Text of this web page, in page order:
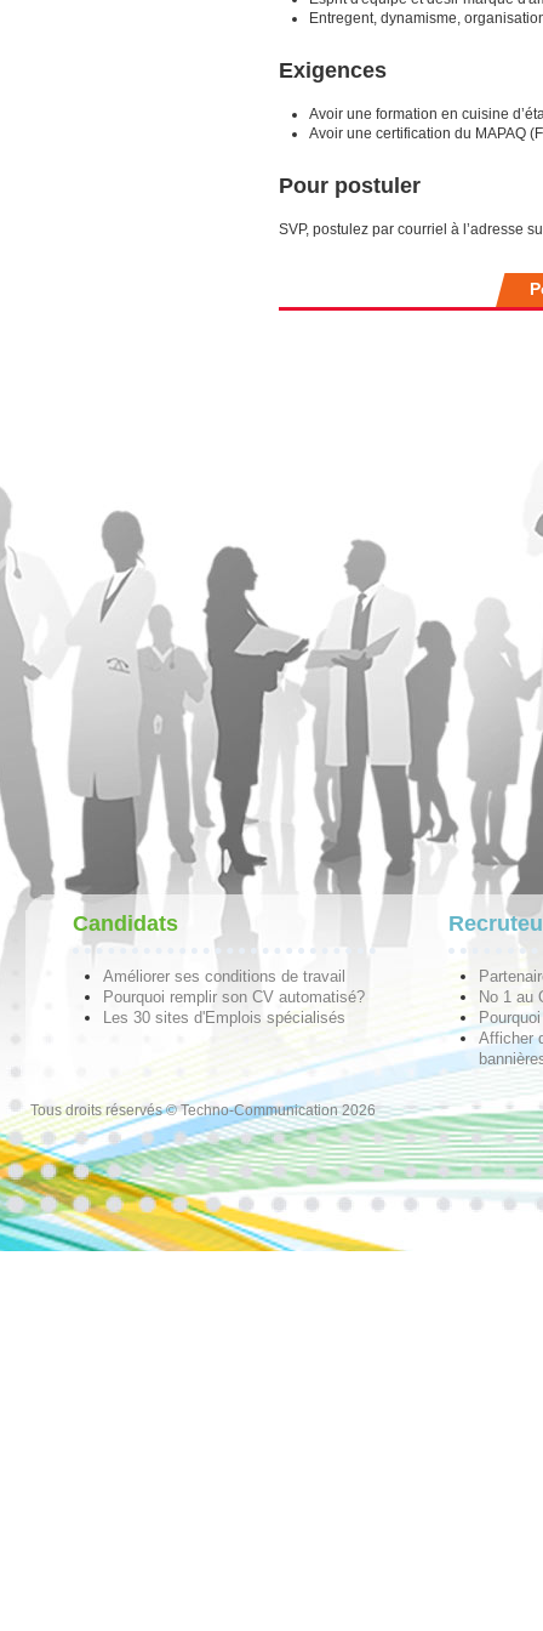
Entregent, dynamisme,
Exigences
Avoir une formation en cuisine
Avoir une certification du MAPAQ
Pour postuler
SVP, postulez par courriel à l’adresse
Candidats
Améliorer ses conditions de travail
Pourquoi remplir son CV automatisé?
Les 30 sites d'Emplois spécialisés
No 1 au
Afficher
Tous droits réservés © Techno-Communication 2026